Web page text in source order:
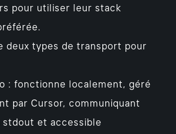
pour utiliser leur stack
deux types de transport pour
: fonctionne localement, géré
par Cursor, communiquant
stdout et accessible